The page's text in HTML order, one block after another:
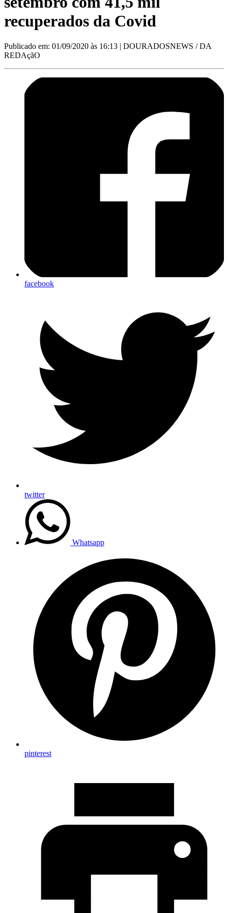
recuperados da Covid
Publicado em: 01/09/2020 às 16:13 | DOURADOSNEWS / DA
REDAçãO
facebook
twitter
Whatsapp
pinterest